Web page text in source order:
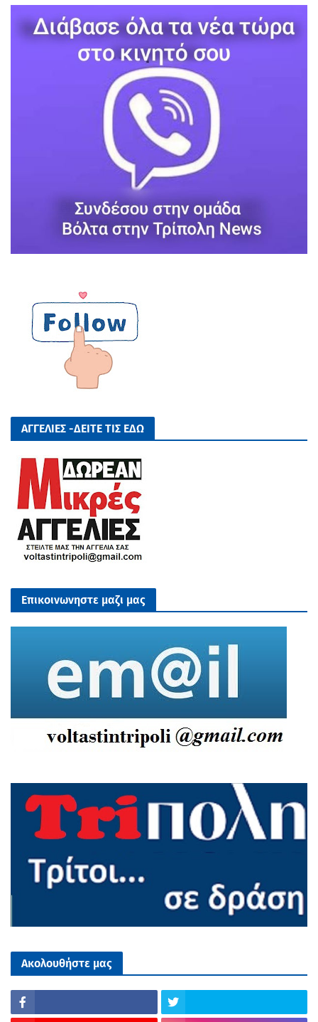
ΑΓΓΕΛΙΕΣ -ΔΕΙΤΕ ΤΙΣ ΕΔΩ
Επικοινωνηστε μαζι μας
Ακολουθήστε μας